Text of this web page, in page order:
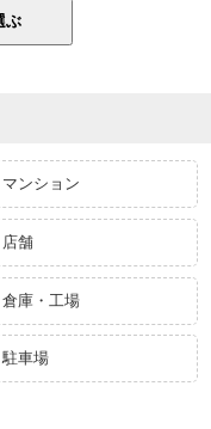
マンション
店舗
倉庫・工場
駐車場